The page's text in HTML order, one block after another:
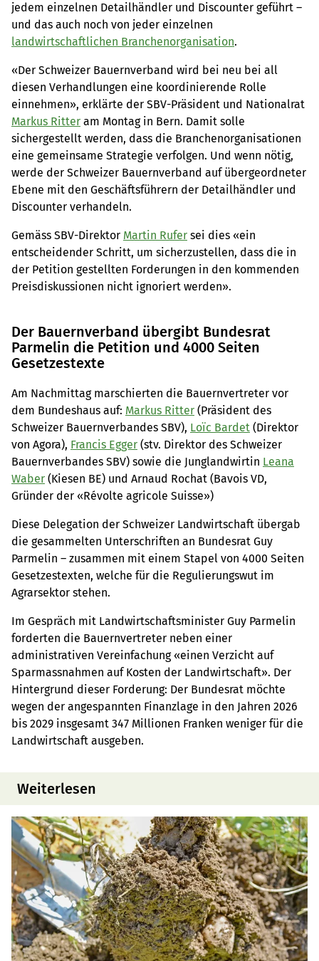
jedem einzelnen Detailhändler und Discounter geführt –
und das auch noch von jeder einzelnen
landwirtschaftlichen Branchenorganisation.
«Der Schweizer Bauernverband wird bei neu bei all
diesen Verhandlungen eine koordinierende Rolle
einnehmen», erklärte der SBV-Präsident und Nationalrat
Markus Ritter am Montag in Bern. Damit solle
sichergestellt werden, dass die Branchenorganisationen
eine gemeinsame Strategie verfolgen. Und wenn nötig,
werde der Schweizer Bauernverband auf übergeordneter
Ebene mit den Geschäftsführern der Detailhändler und
Discounter verhandeln.
Gemäss SBV-Direktor Martin Rufer sei dies «ein
entscheidender Schritt, um sicherzustellen, dass die in
der Petition gestellten Forderungen in den kommenden
Preisdiskussionen nicht ignoriert werden».
Der Bauernverband übergibt Bundesrat
Parmelin die Petition und 4000 Seiten
Gesetzestexte
Am Nachmittag marschierten die Bauernvertreter vor
dem Bundeshaus auf: Markus Ritter (Präsident des
Schweizer Bauernverbandes SBV), Loïc Bardet (Direktor
von Agora), Francis Egger (stv. Direktor des Schweizer
Bauernverbandes SBV) sowie die Junglandwirtin Leana
Waber (Kiesen BE) und Arnaud Rochat (Bavois VD,
Gründer der «Révolte agricole Suisse»)
Diese Delegation der Schweizer Landwirtschaft übergab
die gesammelten Unterschriften an Bundesrat Guy
Parmelin – zusammen mit einem Stapel von 4000 Seiten
Gesetzestexten, welche für die Regulierungswut im
Agrarsektor stehen.
Im Gespräch mit Landwirtschaftsminister Guy Parmelin
forderten die Bauernvertreter neben einer
administrativen Vereinfachung «einen Verzicht auf
Sparmassnahmen auf Kosten der Landwirtschaft». Der
Hintergrund dieser Forderung: Der Bundesrat möchte
wegen der angespannten Finanzlage in den Jahren 2026
bis 2029 insgesamt 347 Millionen Franken weniger für die
Landwirtschaft ausgeben.
Weiterlesen